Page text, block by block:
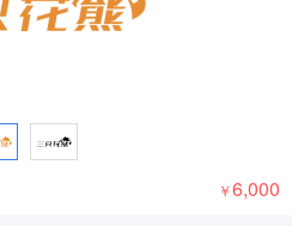
￥6,000